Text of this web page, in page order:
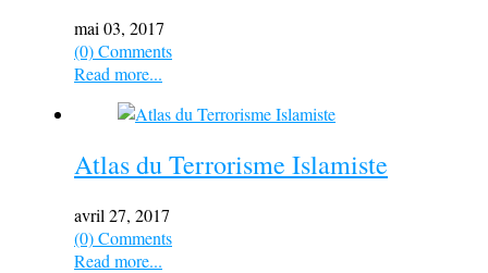
mai 03, 2017
(0) Comments
Read more...
Atlas du Terrorisme Islamiste
avril 27, 2017
(0) Comments
Read more...